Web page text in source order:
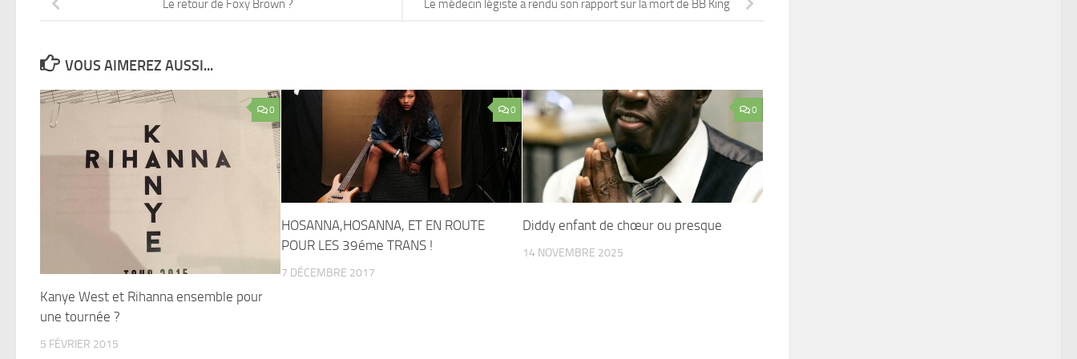
Le médecin légiste a rendu son rapport sur la mort de BB King
Le retour de Foxy Brown ?
VOUS AIMEREZ AUSSI...
0
Kanye West et Rihanna ensemble pour
une tournée ?
5 FÉVRIER 2015
0
HOSANNA,HOSANNA, ET EN ROUTE
POUR LES 39éme TRANS !
7 DÉCEMBRE 2017
0
Diddy enfant de chœur ou presque
14 NOVEMBRE 2025